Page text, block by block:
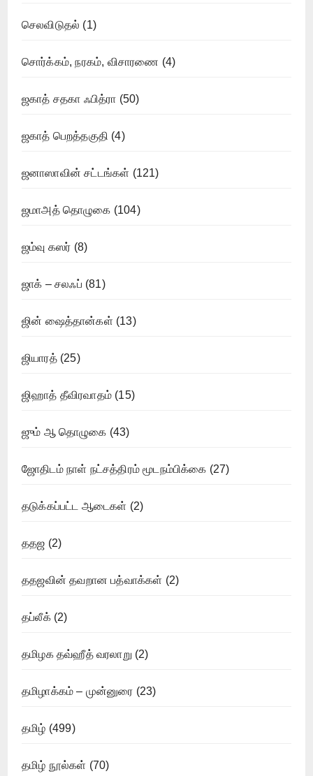
செலவிடுதல் (1)
சொர்க்கம், நரகம், விசாரணை (4)
ஜகாத் சதகா ஃபித்ரா (50)
ஜகாத் பெறத்தகுதி (4)
ஜனாஸாவின் சட்டங்கள் (121)
ஜமாஅத் தொழுகை (104)
ஜம்வு கஸர் (8)
ஜாக் – சலஃப் (81)
ஜின் ஷைத்தான்கள் (13)
ஜியாரத்(25)
ஜிஹாத் தீவிரவாதம் (15)
ஜும் ஆ தொழுகை (43)
ஜோதிடம் நாள் நட்சத்திரம் மூடநம்பிக்கை (27)
தடுக்கப்பட்ட ஆடைகள் (2)
ததஜ (2)
ததஜவின் தவறான பத்வாக்கள் (2)
தப்லீக்(2)
தமிழக தவ்ஹீத் வரலாறு (2)
தமிழாக்கம் – முன்னுரை (23)
தமிழ் (499)
தமிழ் நூல்கள் (70)